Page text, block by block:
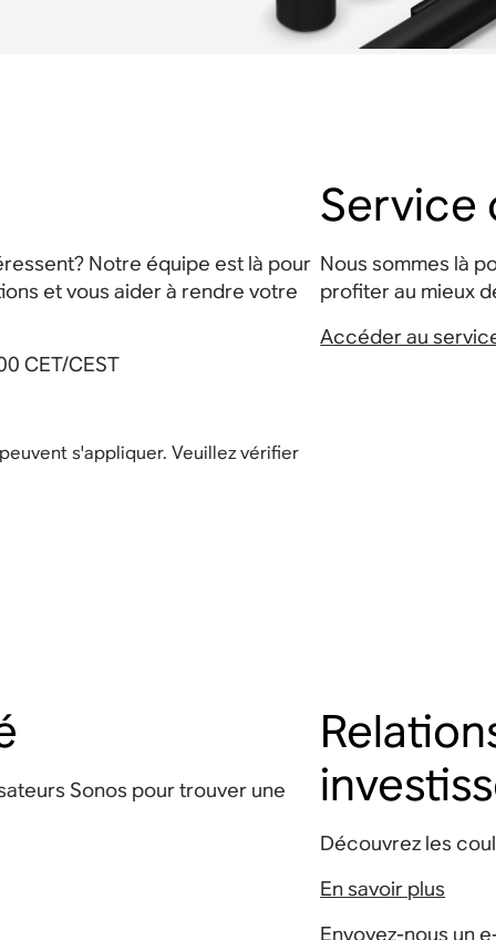
Notre équipe est là pour
et vous aider à rendre votre
CET/CEST
s'appliquer. Veuillez vérifier
Service
Nous sommes là
profiter au mieux
Accéder au
Sonos pour trouver une
Découvrez les
En savoir plus
Envoyez-nous un